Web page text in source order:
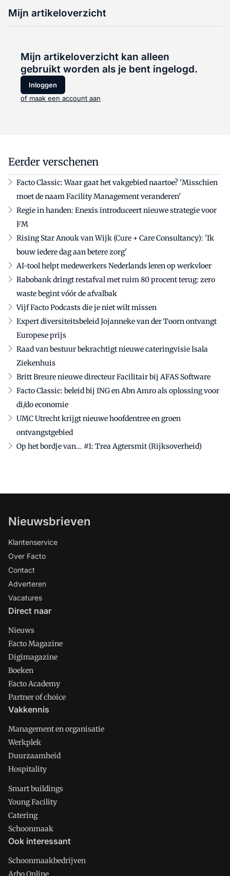
Mijn artikeloverzicht
Mijn artikeloverzicht kan alleen
gebruikt worden als je bent ingelogd.
Inloggen
of maak een account aan
Eerder verschenen
Facto Classic: Waar gaat het vakgebied naartoe? 'Misschien
moet de naam Facility Management veranderen'
Regie in handen: Enexis introduceert nieuwe strategie voor
FM
Rising Star Anouk van Wijk (Cure + Care Consultancy): 'Ik
bouw iedere dag aan betere zorg'
AI-tool helpt medewerkers Nederlands leren op werkvloer
Rabobank dringt restafval met ruim 80 procent terug: zero
waste begint vóór de afvalbak
Vijf Facto Podcasts die je niet wilt missen
Expert diversiteitsbeleid Jojanneke van der Toorn ontvangt
Europese prijs
Raad van bestuur bekrachtigt nieuwe cateringvisie Isala
Ziekenhuis
Britt Breure nieuwe directeur Facilitair bij AFAS Software
Facto Classic: beleid bij ING en Abn Amro als oplossing voor
di/do economie
UMC Utrecht krijgt nieuwe hoofdentree en groen
ontvangstgebied
Op het bordje van... #1: Trea Agtersmit (Rijksoverheid)
Nieuwsbrieven
Klantenservice
Over Facto
Contact
Adverteren
Vacatures
Direct naar
Nieuws
Facto Magazine
Digimagazine
Boeken
Facto Academy
Partner of choice
Vakkennis
Management en organisatie
Werkplek
Duurzaamheid
Hospitality
Smart buildings
Young Facility
Catering
Schoonmaak
Ook interessant
Schoonmaakbedrijven
Arbo Online